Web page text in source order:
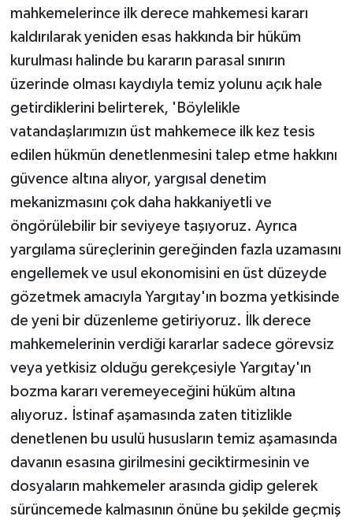
mahkemelerince ilk derece mahkemesi kararı
kaldırılarak yeniden esas hakkında bir hüküm
kurulması halinde bu kararın parasal sınırın
üzerinde olması kaydıyla temiz yolunu açık hale
getirdiklerini belirterek, 'Böylelikle
vatandaşlarımızın üst mahkemece ilk kez tesis
edilen hükmün denetlenmesini talep etme hakkını
güvence altına alıyor, yargısal denetim
mekanizmasını çok daha hakkaniyetli ve
öngörülebilir bir seviyeye taşıyoruz. Ayrıca
yargılama süreçlerinin gereğinden fazla uzamasını
engellemek ve usul ekonomisini en üst düzeyde
gözetmek amacıyla Yargıtay'ın bozma yetkisinde
de yeni bir düzenleme getiriyoruz. İlk derece
mahkemelerinin verdiği kararlar sadece görevsiz
veya yetkisiz olduğu gerekçesiyle Yargıtay'ın
bozma kararı veremeyeceğini hüküm altına
alıyoruz. İstinaf aşamasında zaten titizlikle
denetlenen bu usulü hususların temiz aşamasında
davanın esasına girilmesini geciktirmesinin ve
dosyaların mahkemeler arasında gidip gelerek
sürüncemede kalmasının önüne bu şekilde geçmiş